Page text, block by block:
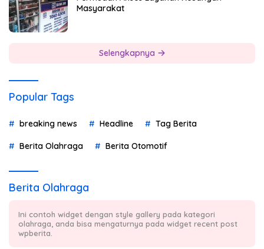
Masyarakat
Selengkapnya
Popular Tags
breaking news Headline Tag Berita
Berita Olahraga Berita Otomotif
Berita Olahraga
Ini contoh widget dengan style gallery pada kategori
olahraga, anda bisa mengaturnya pada widget recent post
wpberita.